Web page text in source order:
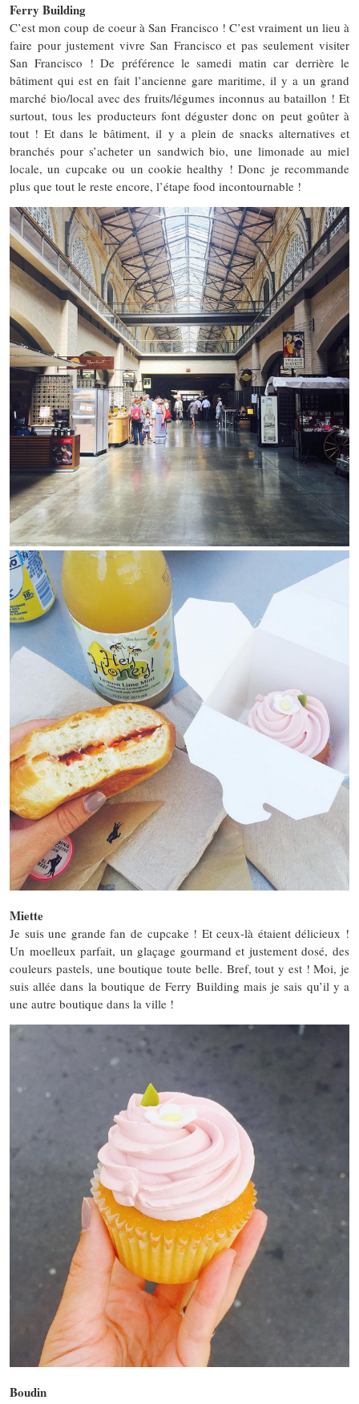
Ferry Building
C’est mon coup de coeur à San Francisco ! C’est vraiment un lieu à
faire pour justement vivre San Francisco et pas seulement visiter
San Francisco ! De préférence le samedi matin car derrière le
bâtiment qui est en fait l’ancienne gare maritime, il y a un grand
marché bio/local avec des fruits/légumes inconnus au bataillon ! Et
surtout, tous les producteurs font déguster donc on peut goûter à
tout ! Et dans le bâtiment, il y a plein de snacks alternatives et
branchés pour s’acheter un sandwich bio, une limonade au miel
locale, un cupcake ou un cookie healthy ! Donc je recommande
plus que tout le reste encore, l’étape food incontournable !
Miette
Je suis une grande fan de cupcake ! Et ceux-là étaient délicieux !
Un moelleux parfait, un glaçage gourmand et justement dosé, des
couleurs pastels, une boutique toute belle. Bref, tout y est ! Moi, je
suis allée dans la boutique de Ferry Building mais je sais qu’il y a
une autre boutique dans la ville !
Boudin